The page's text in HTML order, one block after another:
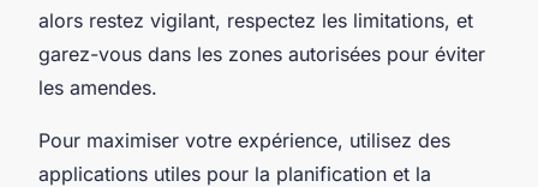
alors restez vigilant, respectez les limitations, et
garez-vous dans les zones autorisées pour éviter
les amendes.
Pour maximiser votre expérience, utilisez des
applications utiles pour la planification et la